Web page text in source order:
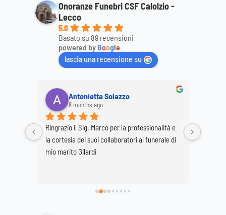
Onoranze Funebri CSF Calolzio -
Lecco
5.0
Basato su 89 recensioni
powered byGoogle
lascia una recensione su
Antonietta Solazzo
8 months ago
Ringrazio il Sig. Marco per la professionalità e
la cortesia dei suoi collaboratori al funerale di
mio marito Gilardi